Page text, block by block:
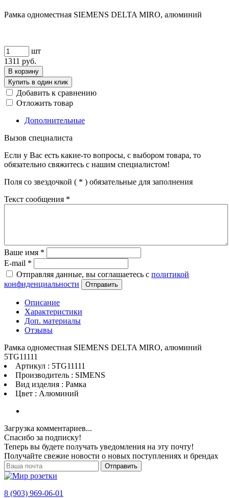
Рамка одноместная SIEMENS DELTA MIRO, алюминий
шт
1311 руб.
В корзину
Купить в один клик
Добавить к сравнению
Отложить товар
Дополнительные
Вызов специалиста
Если у Вас есть какие-то вопросы, с выбором товара, то
обязательно свяжитесь с нашим специалистом!
Поля со звездочкой ( * ) обязательные для заполнения
Текст сообщения *
Ваше имя *
E-mail *
Отправляя данные, вы соглашаетесь с политикой
конфиденциальности
Отправить
Описание
Характеристики
Доп. материалы
Отзывы
Рамка одноместная SIEMENS DELTA MIRO, алюминий
5TG11111
Артикул : 5TG11111
Производитель : SIMENS
Вид изделия : Рамка
Цвет : Алюминий
Загрузка комментариев...
Спасибо за подписку!
Теперь вы будете получать уведомления на эту почту!
Получайте свежие новости о новых поступлениях и брендах
Отправить
8 (903) 969-06-01